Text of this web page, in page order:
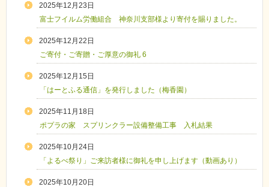
2025年12月23日
富士フイルム労働組合 神奈川支部様より寄付を賜りました。
2025年12月22日
ご寄付・ご寄贈・ご厚意の御礼 6
2025年12月15日
「はーとふる通信」を発行しました（梅香園）
2025年11月18日
ポプラの家 スプリンクラー設備整備工事 入札結果
2025年10月24日
「よるべ祭り」ご来訪者様に御礼を申し上げます（動画あり）
2025年10月20日